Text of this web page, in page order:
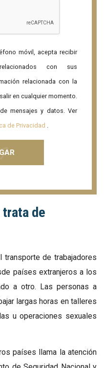
móvil, acepta recibir
con sus
relacionada con la
en cualquier momento.
mensajes y datos. Ver
de Privacidad
de
de trabajadores
países extranjeros a los
a otro. Las personas a
largas horas en talleres
u operaciones sexuales
países llama la atención